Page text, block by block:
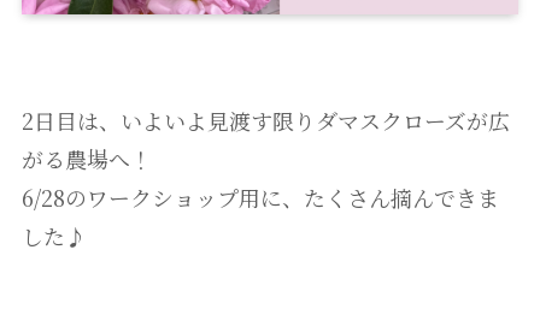
2日目は、いよいよ見渡す限りダマスクローズが広
がる農場へ！
6/28のワークショップ用に、たくさん摘んできま
した♪